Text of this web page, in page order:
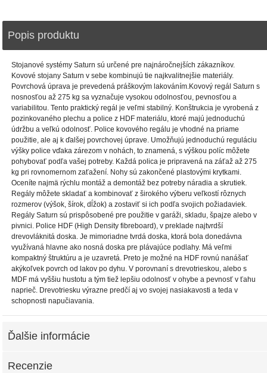
Popis produktu
Stojanové systémy Saturn sú určené pre najnáročnejších zákazníkov.
Kovové stojany Saturn v sebe kombinujú tie najkvalitnejšie materiály.
Povrchová úprava je prevedená práškovým lakováním.Kovový regál Saturn s
nosnosťou až 275 kg sa vyznačuje vysokou odolnosťou, pevnosťou a
variabilitou. Tento praktický regál je veľmi stabilný. Konštrukcia je vyrobená z
pozinkovaného plechu a police z HDF materiálu, ktoré majú jednoduchú
údržbu a veľkú odolnosť. Police kovového regálu je vhodné na priame
použitie, ale aj k ďalšej povrchovej úprave. Umožňujú jednoduchú reguláciu
výšky police vďaka zárezom v nohách, to znamená, s výškou políc môžete
pohybovať podľa vašej potreby. Každá polica je pripravená na záťaž až 275
kg pri rovnomernom zaťažení. Nohy sú zakončené plastovými krytkami.
Oceníte najmä rýchlu montáž a demontáž bez potreby náradia a skrutiek.
Regály môžete skladať a kombinovať z širokého výberu veľkostí rôznych
rozmerov (výšok, šírok, dĺžok) a zostaviť si ich podľa svojich požiadaviek.
Regály Saturn sú prispôsobené pre použitie v garáži, skladu, špajze alebo v
pivnici. Police HDF (High Density fibreboard), v preklade najtvrdší
drevovláknitá doska. Je mimoriadne tvrdá doska, ktorá bola donedávna
využívaná hlavne ako nosná doska pre plávajúce podlahy. Má veľmi
kompaktný štruktúru a je uzavretá. Preto je možné na HDF rovnú nanášať
akýkoľvek povrch od lakov po dyhu. V porovnaní s drevotrieskou, alebo s
MDF má vyššiu hustotu a tým tiež lepšiu odolnosť v ohybe a pevnosť v ťahu
naprieč. Drevotriesku výrazne predčí aj vo svojej nasiakavosti a teda v
schopnosti napučiavania.
Ďalšie informácie
Recenzie